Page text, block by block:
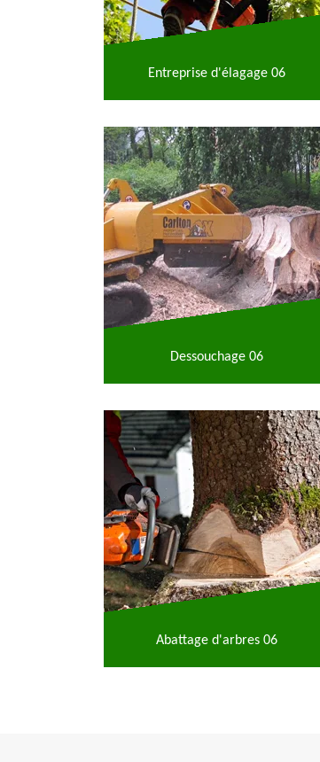
Entreprise d'élagage 06
Dessouchage 06
Abattage d'arbres 06